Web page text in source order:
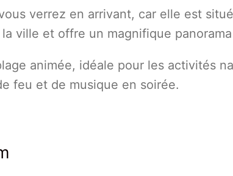
verrez en arrivant, car elle est
ville et offre un magnifique
animée, idéale pour les activités
feu et de musique en soirée.